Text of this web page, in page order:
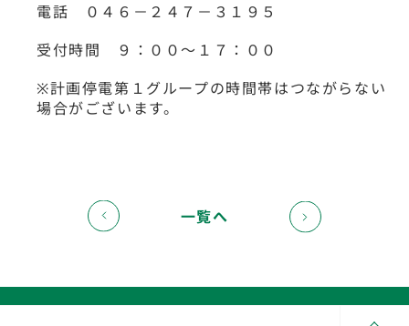
電話 ０４６－２４７－３１９５
受付時間 ９：００～１７：００
※計画停電第１グループの時間帯はつながらない
場合がございます。
一覧へ